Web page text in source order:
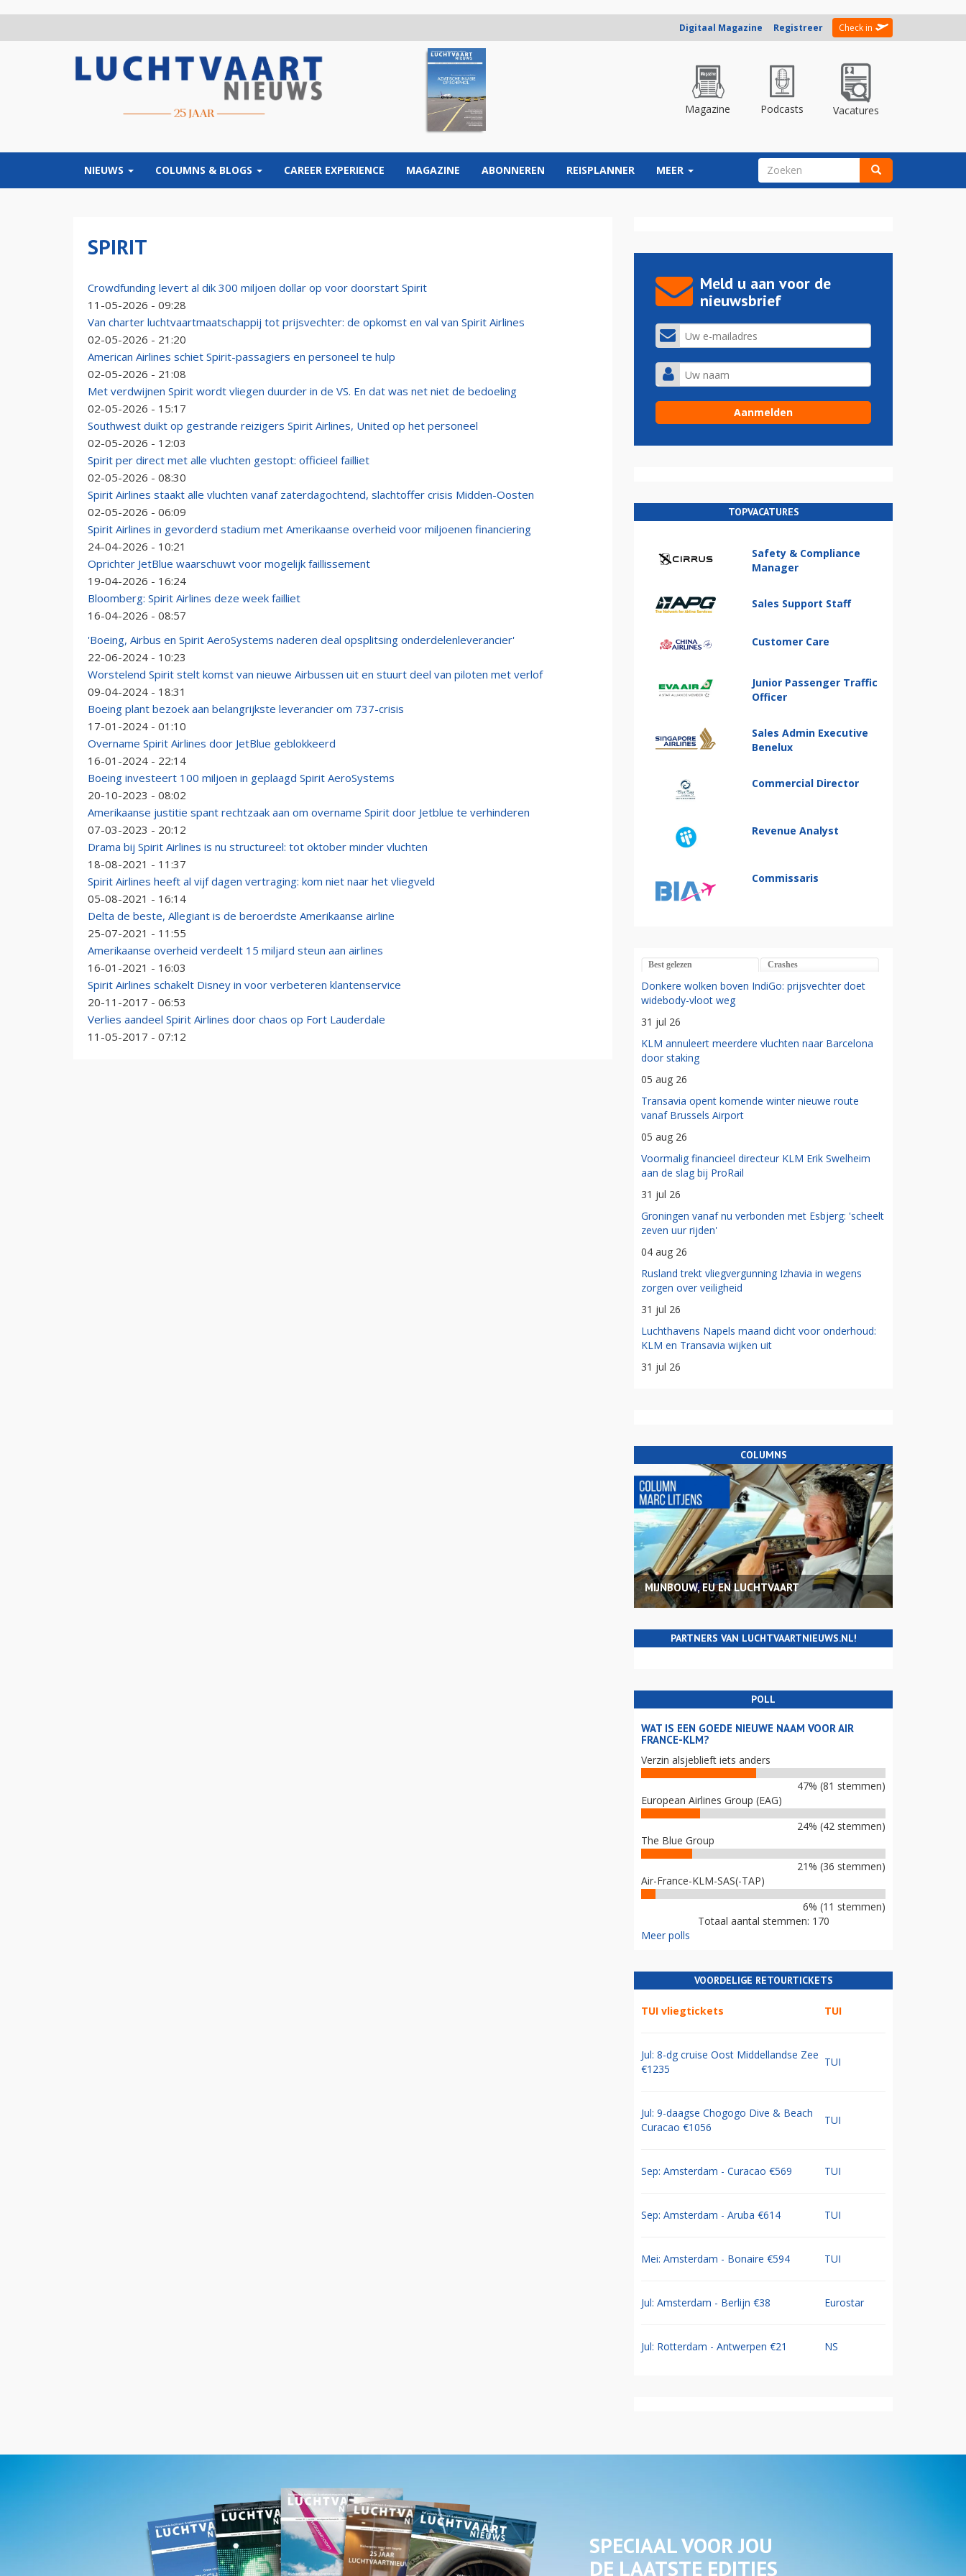
Digitaal Magazine Registreer Check in
Magazine Podcasts Vacatures
NIEUWS COLUMNS & BLOGS CAREER EXPERIENCE MAGAZINE ABONNEREN REISPLANNER MEER ZOEKVELD
SPIRIT
Crowdfunding levert al dik 300 miljoen dollar op voor doorstart Spirit
11-05-2026 - 09:28
Van charter luchtvaartmaatschappij tot prijsvechter: de opkomst en val van Spirit Airlines
02-05-2026 - 21:20
American Airlines schiet Spirit-passagiers en personeel te hulp
02-05-2026 - 21:08
Met verdwijnen Spirit wordt vliegen duurder in de VS. En dat was net niet de bedoeling
02-05-2026 - 15:17
Southwest duikt op gestrande reizigers Spirit Airlines, United op het personeel
02-05-2026 - 12:03
Spirit per direct met alle vluchten gestopt: officieel failliet
02-05-2026 - 08:30
Spirit Airlines staakt alle vluchten vanaf zaterdagochtend, slachtoffer crisis Midden-Oosten
02-05-2026 - 06:09
Spirit Airlines in gevorderd stadium met Amerikaanse overheid voor miljoenen financiering
24-04-2026 - 10:21
Oprichter JetBlue waarschuwt voor mogelijk faillissement
19-04-2026 - 16:24
Bloomberg: Spirit Airlines deze week failliet
16-04-2026 - 08:57
'Boeing, Airbus en Spirit AeroSystems naderen deal opsplitsing onderdelenleverancier'
22-06-2024 - 10:23
Worstelend Spirit stelt komst van nieuwe Airbussen uit en stuurt deel van piloten met verlof
09-04-2024 - 18:31
Boeing plant bezoek aan belangrijkste leverancier om 737-crisis
17-01-2024 - 01:10
Overname Spirit Airlines door JetBlue geblokkeerd
16-01-2024 - 22:14
Boeing investeert 100 miljoen in geplaagd Spirit AeroSystems
20-10-2023 - 08:02
Amerikaanse justitie spant rechtzaak aan om overname Spirit door Jetblue te verhinderen
07-03-2023 - 20:12
Drama bij Spirit Airlines is nu structureel: tot oktober minder vluchten
18-08-2021 - 11:37
Spirit Airlines heeft al vijf dagen vertraging: kom niet naar het vliegveld
05-08-2021 - 16:14
Delta de beste, Allegiant is de beroerdste Amerikaanse airline
25-07-2021 - 11:55
Amerikaanse overheid verdeelt 15 miljard steun aan airlines
16-01-2021 - 16:03
Spirit Airlines schakelt Disney in voor verbeteren klantenservice
20-11-2017 - 06:53
Verlies aandeel Spirit Airlines door chaos op Fort Lauderdale
11-05-2017 - 07:12
Meld u aan voor de
nieuwsbrief
TOPVACATURES
Safety & Compliance
Manager
Sales Support Staff
Customer Care
Junior Passenger Traffic
Officer
Sales Admin Executive
Benelux
Commercial Director
Revenue Analyst
Commissaris
Best gelezen Crashes
Donkere wolken boven IndiGo: prijsvechter doet
widebody-vloot weg
31 jul 26
KLM annuleert meerdere vluchten naar Barcelona
door staking
05 aug 26
Transavia opent komende winter nieuwe route
vanaf Brussels Airport
05 aug 26
Voormalig financieel directeur KLM Erik Swelheim
aan de slag bij ProRail
31 jul 26
Groningen vanaf nu verbonden met Esbjerg: 'scheelt
zeven uur rijden'
04 aug 26
Rusland trekt vliegvergunning Izhavia in wegens
zorgen over veiligheid
31 jul 26
Luchthavens Napels maand dicht voor onderhoud:
KLM en Transavia wijken uit
31 jul 26
COLUMNS
MIJNBOUW, EU EN LUCHTVAART
PARTNERS VAN LUCHTVAARTNIEUWS.NL!
POLL
WAT IS EEN GOEDE NIEUWE NAAM VOOR AIR
FRANCE-KLM?
Verzin alsjeblieft iets anders
47% (81 stemmen)
European Airlines Group (EAG)
24% (42 stemmen)
The Blue Group
21% (36 stemmen)
Air-France-KLM-SAS(-TAP)
6% (11 stemmen)
Totaal aantal stemmen: 170
Meer polls
VOORDELIGE RETOURTICKETS
TUI vliegtickets TUI
Jul: 8-dg cruise Oost Middellandse Zee
€1235
TUI
Jul: 9-daagse Chogogo Dive & Beach
Curacao €1056
TUI
Sep: Amsterdam - Curacao €569 TUI
Sep: Amsterdam - Aruba €614 TUI
Mei: Amsterdam - Bonaire €594 TUI
Jul: Amsterdam - Berlijn €38 Eurostar
Jul: Rotterdam - Antwerpen €21 NS
SPECIAAL VOOR JOU
DE LAATSTE EDITIES